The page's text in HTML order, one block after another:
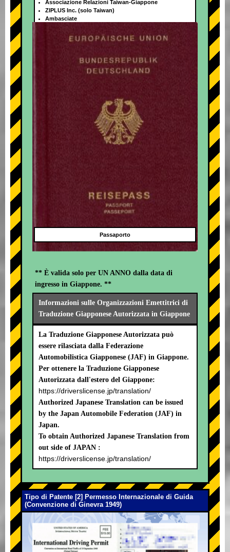
+
Associazione Relazioni Taiwan-Giappone
ZIPLUS Inc. (solo Taiwan)
Ambasciate
Passaporto
** È valida solo per UN ANNO dalla data di
ingresso in Giappone. **
Informazioni sulle Organizzazioni Emettitrici di
Traduzione Giapponese Autorizzata in Giappone
La Traduzione Giapponese Autorizzata può
essere rilasciata dalla Federazione
Automobilistica Giapponese (JAF) in Giappone.
Per ottenere la Traduzione Giapponese
Autorizzata dall'estero del Giappone:
https://driverslicense.jp/translation/
Authorized Japanese Translation can be issued
by the Japan Automobile Federation (JAF) in
Japan.
To obtain Authorized Japanese Translation from
out side of JAPAN :
https://driverslicense.jp/translation/
Tipo di Patente [2] Permesso Internazionale di Guida
(Convenzione di Ginevra 1949)